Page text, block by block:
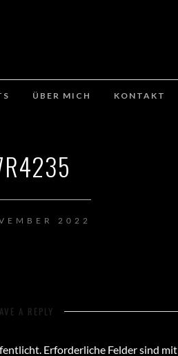
ÜBER MICH KONTAKT
2022
A REPLY
Erforderliche Felder sind mit